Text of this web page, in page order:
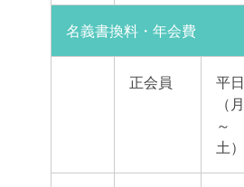
名義書換料・年会費
正会員
平日
（月
～
土）